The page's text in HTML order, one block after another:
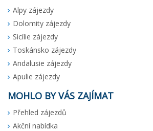
Alpy zájezdy
Dolomity zájezdy
Sicílie zájezdy
Toskánsko zájezdy
Andalusie zájezdy
Apulie zájezdy
MOHLO BY VÁS ZAJÍMAT
Přehled zájezdů
Akční nabídka